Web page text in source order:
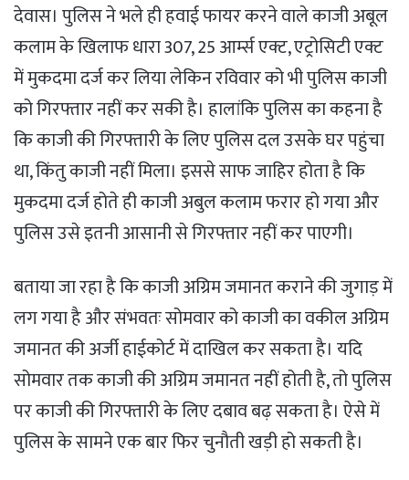
देवास। पुलिस ने भले ही हवाई फायर करने वाले काजी अबूल
कलाम के खिलाफ धारा 307, 25 आर्म्स एक्ट, एट्रोसिटी एक्ट
में मुकदमा दर्ज कर लिया लेकिन रविवार को भी पुलिस काजी
को गिरफ्तार नहीं कर सकी है। हालांकि पुलिस का कहना है
कि काजी की गिरफ्तारी के लिए पुलिस दल उसके घर पहुंचा
था, किंतु काजी नहीं मिला। इससे साफ जाहिर होता है कि
मुकदमा दर्ज होते ही काजी अबुल कलाम फरार हो गया और
पुलिस उसे इतनी आसानी से गिरफ्तार नहीं कर पाएगी।
बताया जा रहा है कि काजी अग्रिम जमानत कराने की जुगाड़ में
लग गया है और संभवतः सोमवार को काजी का वकील अग्रिम
जमानत की अर्जी हाईकोर्ट में दाखिल कर सकता है। यदि
सोमवार तक काजी की अग्रिम जमानत नहीं होती है, तो पुलिस
पर काजी की गिरफ्तारी के लिए दबाव बढ़ सकता है। ऐसे में
पुलिस के सामने एक बार फिर चुनौती खड़ी हो सकती है।